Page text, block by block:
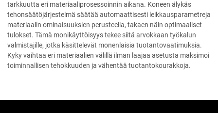
tarkkuutta eri materiaaliprosessoinnin aikana. Koneen älykäs
tehonsäätöjärjestelmä säätää automaattisesti leikkausparametreja
materiaalin ominaisuuksien perusteella, takaen näin optimaaliset
tulokset. Tämä monikäyttöisyys tekee siitä arvokkaan työkalun
valmistajille, jotka käsittelevät monenlaisia tuotantovaatimuksia.
Kyky vaihtaa eri materiaalien välillä ilman laajaa asetusta maksimoi
toiminnallisen tehokkuuden ja vähentää tuotantokourakkoja.